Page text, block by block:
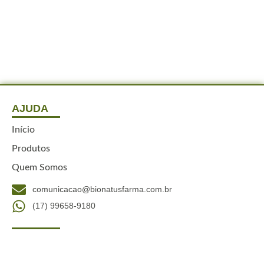
AJUDA
Início
Produtos
Quem Somos
comunicacao@bionatusfarma.com.br
(17) 99658-9180